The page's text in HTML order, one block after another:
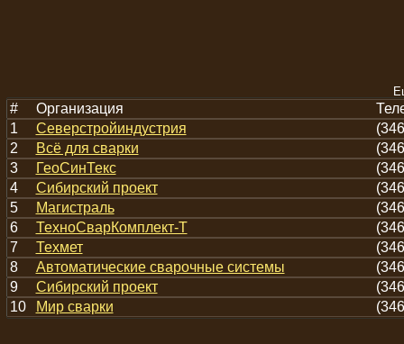
# Организация
1
Северстройиндустрия
2
Всё для сварки
3
ГеоСинТекс
4
Сибирский проект
5
Магистраль
6
ТехноСварКомплект-Т
7
Техмет
8
Автоматические сварочные системы
9
Сибирский проект
10
Мир сварки